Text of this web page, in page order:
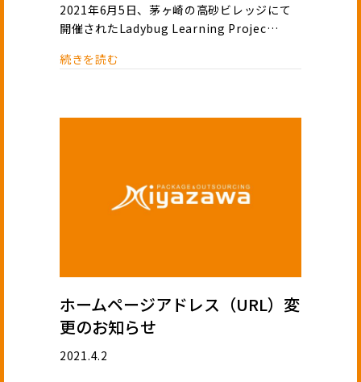
2021年6月5日、茅ヶ崎の高砂ビレッジにて
開催されたLadybug Learning Projec…
続きを読む
ホームページアドレス（URL）変
更のお知らせ
2021.4.2